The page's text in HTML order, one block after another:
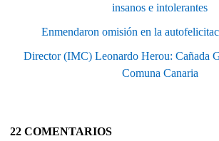
insanos e intolerantes
Enmendaron omisión en la
Director (IMC) Leonardo Herou: Cañada
Comuna Canaria
22 COMENTARIOS